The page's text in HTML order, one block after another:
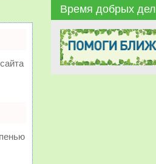
Время добрых дел